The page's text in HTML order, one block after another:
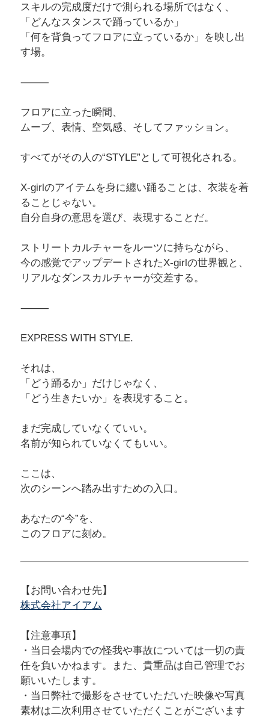
スキルの完成度だけで測られる場所ではなく、
「どんなスタンスで踊っているか」
「何を背負ってフロアに立っているか」を映し出
す場。
⸻
フロアに立った瞬間、
ムーブ、表情、空気感、そしてファッション。
すべてがその人の“STYLE”として可視化される。
X-girlのアイテムを身に纏い踊ることは、衣装を着
ることじゃない。
自分自身の意思を選び、表現することだ。
ストリートカルチャーをルーツに持ちながら、
今の感覚でアップデートされたX-girlの世界観と、
リアルなダンスカルチャーが交差する。
⸻
EXPRESS WITH STYLE.
それは、
「どう踊るか」だけじゃなく、
「どう生きたいか」を表現すること。
まだ完成していなくていい。
名前が知られていなくてもいい。
ここは、
次のシーンへ踏み出すための入口。
あなたの“今”を、
このフロアに刻め。
【お問い合わせ先】
株式会社アイアム
【注意事項】
・当日会場内での怪我や事故については一切の責
任を負いかねます。また、貴重品は自己管理でお
願いいたします。
・当日弊社で撮影をさせていただいた映像や写真
素材は二次利用させていただくことがございます